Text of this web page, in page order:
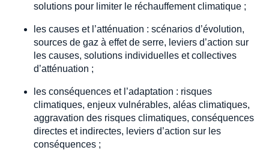
solutions pour limiter le réchauffement climatique ;
les causes et l’atténuation : scénarios d’évolution,
sources de gaz à effet de serre, leviers d’action sur
les causes, solutions individuelles et collectives
d’atténuation ;
les conséquences et l’adaptation : risques
climatiques, enjeux vulnérables, aléas climatiques,
aggravation des risques climatiques, conséquences
directes et indirectes, leviers d’action sur les
conséquences ;